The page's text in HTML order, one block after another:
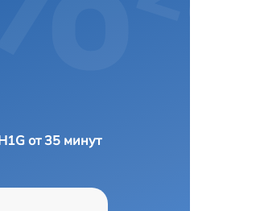
от 35 минут